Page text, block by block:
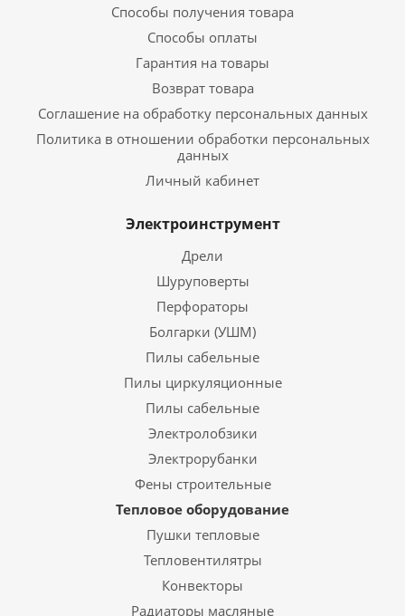
Способы получения товара
Способы оплаты
Гарантия на товары
Возврат товара
Соглашение на обработку персональных данных
Политика в отношении обработки персональных
данных
Личный кабинет
Электроинструмент
Дрели
Шуруповерты
Перфораторы
Болгарки (УШМ)
Пилы сабельные
Пилы циркуляционные
Пилы сабельные
Электролобзики
Электрорубанки
Фены строительные
Тепловое оборудование
Пушки тепловые
Тепловентилятры
Конвекторы
Радиаторы масляные